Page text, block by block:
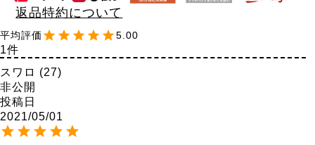
返品特約について
5.00
1
スワロ
27
非公開
投稿日
2021/05/01